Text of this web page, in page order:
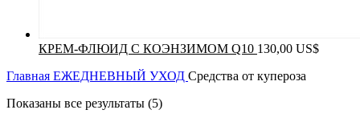
КРЕМ-ФЛЮИД С КОЭНЗИМОМ Q10 130,00 US$
Главная ЕЖЕДНЕВНЫЙ УХОД Средства от купероза
Показаны все результаты (5)